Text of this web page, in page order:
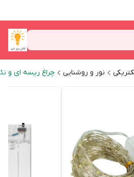
نور و روشنایی چراغ ریسه ای و